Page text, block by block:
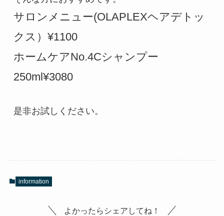
サロンメニュー(OLAPLEXヘアデトッ
クス）¥1100
ホームケアNo.4Cシャンプー
250ml¥3080
是非お試しください。
information
よかったらシェアしてね！